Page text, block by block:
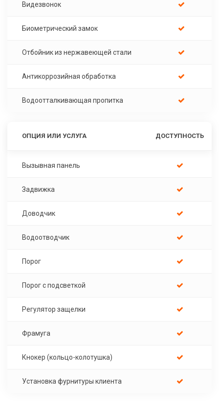
Видезвонок
Биометрический замок
Отбойник из нержавеющей стали
Антикоррозийная обработка
Водоотталкивающая пропитка
ОПЦИЯ ИЛИ УСЛУГА ДОСТУПНОСТЬ
Вызывная панель
Задвижка
Доводчик
Водоотводчик
Порог
Порог с подсветкой
Регулятор защелки
Фрамуга
Кнокер (кольцо-колотушка)
Установка фурнитуры клиента